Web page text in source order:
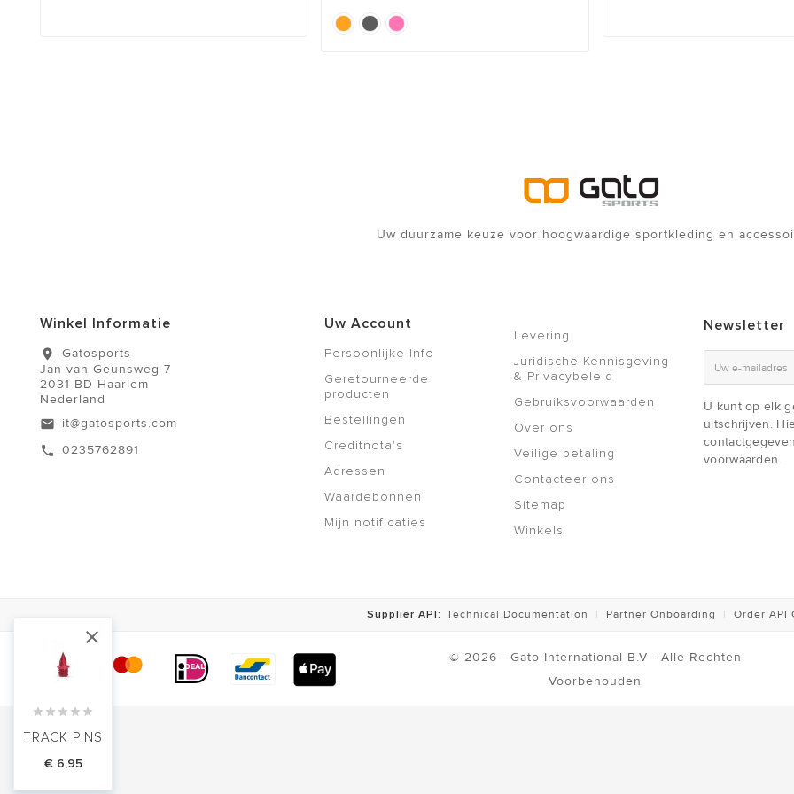

    
TRACK PINS
€ 6,95
Uw duurzame keuze voor hoogwaardige sportkleding en
Winkel Informatie
location_on
Gatosports
Jan van Geunsweg 7
2031 BD Haarlem
Nederland
email it@gatosports.com
call 0235762891
Uw Account
Persoonlijke Info
Geretourneerde
producten
Bestellingen
Creditnota's
Adressen
Waardebonnen
Mijn notificaties
Levering
Juridische Kennisgeving
& Privacybeleid
Gebruiksvoorwaarden
Over ons
Veilige betaling
Contacteer ons
Sitemap
Winkels
Newsletter
U kunt op elk
uitschrijven.
voorwaarden.
Supplier API: Technical Documentation | Partner Onboarding | Order API
© 2026 - Gato-International B.V - Alle Rechten
Voorbehouden